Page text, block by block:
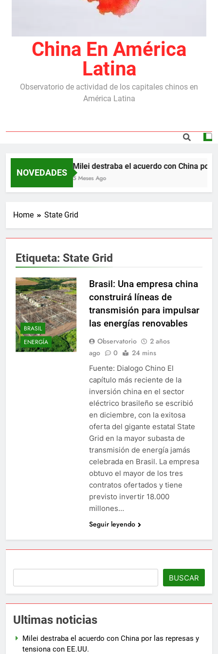
China En América
Latina
Observatorio de actividad de los capitales chinos en
América Latina
NOVEDADES
Milei destraba el acuerdo con China por
5 Meses Ago
Home State Grid
Etiqueta: State Grid
BRASIL
ENERGÍA
Brasil: Una empresa china
construirá líneas de
transmisión para impulsar
las energías renovables
Observatorio
2 años
ago
0 24 mins
Fuente: Dialogo Chino El
capítulo más reciente de la
inversión china en el sector
eléctrico brasileño se escribió
en diciembre, con la exitosa
oferta del gigante estatal State
Grid en la mayor subasta de
transmisión de energía jamás
celebrada en Brasil. La empresa
obtuvo el mayor de los tres
contratos ofertados y tiene
previsto invertir 18.000
millones…
Seguir leyendo
BUSCAR
Ultimas noticias
Milei destraba el acuerdo con China por las represas y
tensiona con EE.UU.